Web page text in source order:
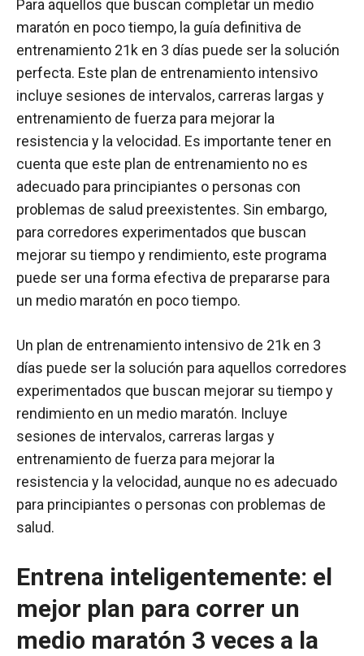
Para aquellos que buscan completar un medio
maratón en poco tiempo, la guía definitiva de
entrenamiento 21k en 3 días puede ser la solución
perfecta. Este plan de entrenamiento intensivo
incluye sesiones de intervalos, carreras largas y
entrenamiento de fuerza para mejorar la
resistencia y la velocidad. Es importante tener en
cuenta que este plan de entrenamiento no es
adecuado para principiantes o personas con
problemas de salud preexistentes. Sin embargo,
para corredores experimentados que buscan
mejorar su tiempo y rendimiento, este programa
puede ser una forma efectiva de prepararse para
un medio maratón en poco tiempo.
Un plan de entrenamiento intensivo de 21k en 3
días puede ser la solución para aquellos corredores
experimentados que buscan mejorar su tiempo y
rendimiento en un medio maratón. Incluye
sesiones de intervalos, carreras largas y
entrenamiento de fuerza para mejorar la
resistencia y la velocidad, aunque no es adecuado
para principiantes o personas con problemas de
salud.
Entrena inteligentemente: el
mejor plan para correr un
medio maratón 3 veces a la